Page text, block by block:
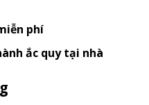
phí
ắc quy tại nhà